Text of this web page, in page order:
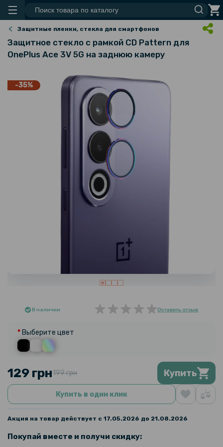
Защитные пленки, стекла для смартфонов
Защитное стекло с рамкой CD Pattern для
OnePlus Ace 3V​ 5G​​ на заднюю камеру
-35%
В наличии Оставить отзыв
Выберите цвет
129 грн199 грн Купить
Купить в один клик
Акция на товар действует с 17.05.2026 до 21.08.2026
Покупай вместе и получи скидку: